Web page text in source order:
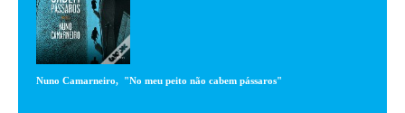
Nuno Camarneiro, "No meu peito não cabem pássaros"